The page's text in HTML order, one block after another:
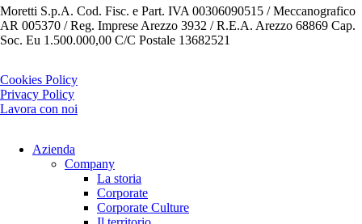
Moretti S.p.A. Cod. Fisc. e Part. IVA 00306090515 / Meccanografico
AR 005370 / Reg. Imprese Arezzo 3932 / R.E.A. Arezzo 68869 Cap.
Soc. Eu 1.500.000,00 C/C Postale 13682521
Cookies Policy
Privacy Policy
Lavora con noi
Azienda
Company
La storia
Corporate
Corporate Culture